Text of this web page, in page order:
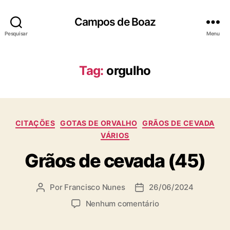
Pesquisar
Campos de Boaz
Menu
Tag: orgulho
C
a
t
e
g
r
i
CITAÇÕES GOTAS DE ORVALHO
GRÃOS DE CEVADA
VÁRIOS
Grãos de cevada (45)
A Por Francisco Nunes
D
a
26/06/2024
Nenhum comentárioe